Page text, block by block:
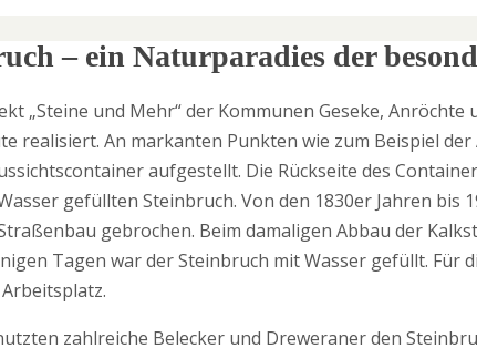
– ein Naturparadies der
„Steine und Mehr“ der Kommunen Geseke, Anröchte
realisiert. An markanten Punkten wie zum Beispiel
aufgestellt. Die Rückseite des
gefüllten Steinbruch. Von den 1830er Jahren bis
gebrochen. Beim damaligen Abbau der
Tagen war der Steinbruch mit Wasser gefüllt. Für
zahlreiche Belecker und Dreweraner den